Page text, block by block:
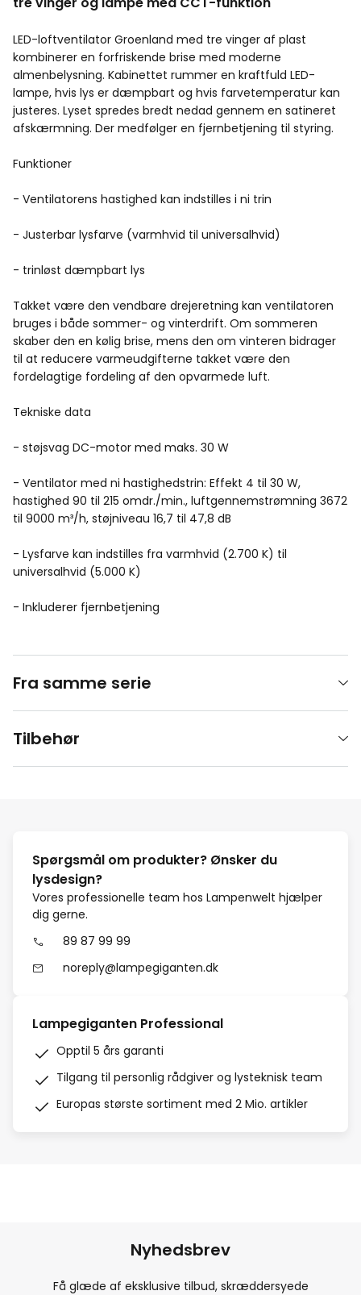
LED-loftventilator Groenland med tre vinger af plast
kombinerer en forfriskende brise med moderne
almenbelysning. Kabinettet rummer en kraftfuld LED-
lampe, hvis lys er dæmpbart og hvis farvetemperatur kan
justeres. Lyset spredes bredt nedad gennem en satineret
afskærmning. Der medfølger en fjernbetjening til styring.
Funktioner
- Ventilatorens hastighed kan indstilles i ni trin
- Justerbar lysfarve (varmhvid til universalhvid)
- trinløst dæmpbart lys
Takket være den vendbare drejeretning kan ventilatoren
bruges i både sommer- og vinterdrift. Om sommeren
skaber den en kølig brise, mens den om vinteren bidrager
til at reducere varmeudgifterne takket være den
fordelagtige fordeling af den opvarmede luft.
Tekniske data
- støjsvag DC-motor med maks. 30 W
- Ventilator med ni hastighedstrin: Effekt 4 til 30 W,
hastighed 90 til 215 omdr./min., luftgennemstrømning 3672
til 9000 m³/h, støjniveau 16,7 til 47,8 dB
- Lysfarve kan indstilles fra varmhvid (2.700 K) til
universalhvid (5.000 K)
- Inkluderer fjernbetjening
Fra samme serie
Tilbehør
Spørgsmål om produkter? Ønsker du
lysdesign?
Vores professionelle team hos Lampenwelt hjælper
dig gerne.
89 87 99 99
noreply@lampegiganten.dk
Lampegiganten Professional
Opptil 5 års garanti
Tilgang til personlig rådgiver og lysteknisk team
Europas største sortiment med 2 Mio. artikler
Nyhedsbrev
Få glæde af eksklusive tilbud, skræddersyede